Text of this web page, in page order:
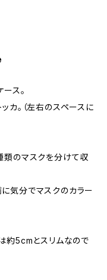
ス。
カ。（左右のスペースに
類のマスクを分けて収
気分でマスクのカラー
約5cmとスリムなので